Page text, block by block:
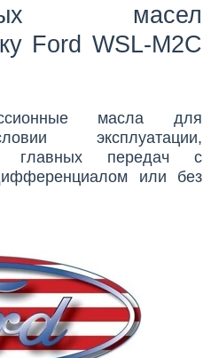
масел
Ford WSL-M2C
масла для
эксплуатации,
главных передач с
или без